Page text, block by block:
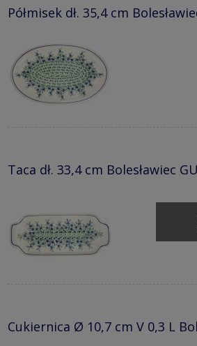
Półmisek dł. 35,4 cm
Taca dł. 33,4 cm Bolesławiec
Cukiernica Ø 10,7 cm V 0,3 L